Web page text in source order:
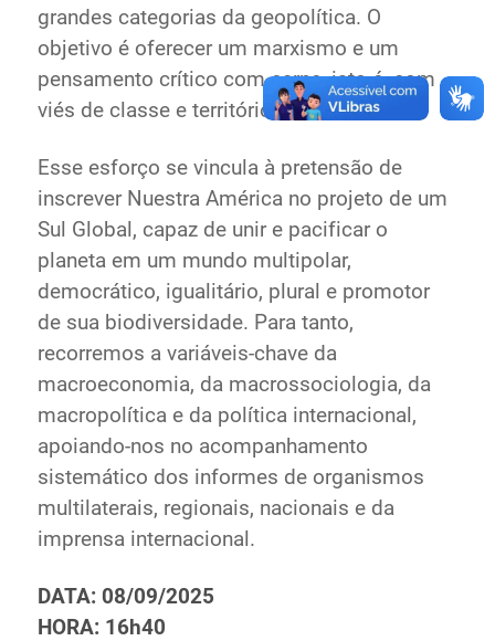
grandes categorias da geopolítica. O
objetivo é oferecer um marxismo e um
pensamento crítico com carne, isto é, com
viés de classe e território.
Esse esforço se vincula à pretensão de
inscrever Nuestra América no projeto de um
Sul Global, capaz de unir e pacificar o
planeta em um mundo multipolar,
democrático, igualitário, plural e promotor
de sua biodiversidade. Para tanto,
recorremos a variáveis-chave da
macroeconomia, da macrossociologia, da
macropolítica e da política internacional,
apoiando-nos no acompanhamento
sistemático dos informes de organismos
multilaterais, regionais, nacionais e da
imprensa internacional.
DATA: 08/09/2025
HORA: 16h40